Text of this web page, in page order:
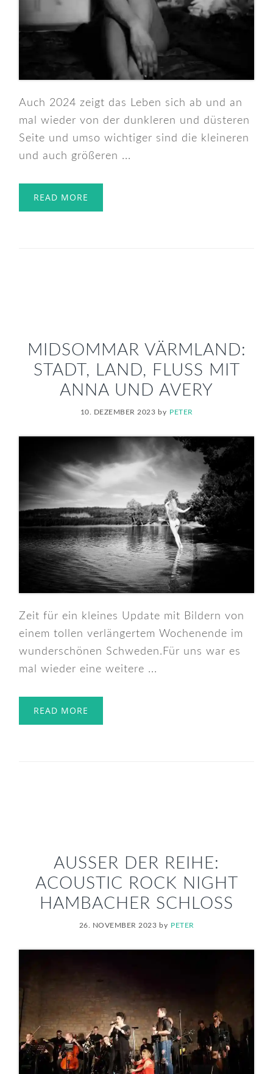
Auch 2024 zeigt das Leben sich ab und an
mal wieder von der dunkleren und düsteren
Seite und umso wichtiger sind die kleineren
und auch größeren ...
READ MORE
MIDSOMMAR VÄRMLAND:
STADT, LAND, FLUSS MIT
ANNA UND AVERY
10. DEZEMBER 2023 by PETER
Zeit für ein kleines Update mit Bildern von
einem tollen verlängertem Wochenende im
wunderschönen Schweden.Für uns war es
mal wieder eine weitere ...
READ MORE
AUSSER DER REIHE: A
COUSTIC ROCK NIGHT H
AMBACHER SCHLOSS
26. NOVEMBER 2023 by PETER